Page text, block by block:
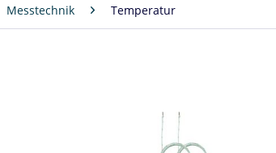
Messtechnik Temperatur